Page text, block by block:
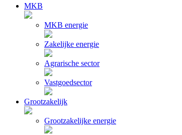
MKB
MKB energie
Zakelijke energie
Agrarische sector
Vastgoedsector
Grootzakelijk
Grootzakelijke energie